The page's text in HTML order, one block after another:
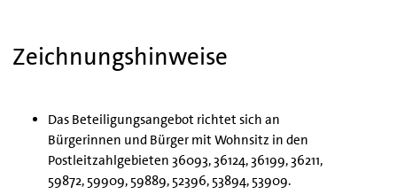
Zeichnungshinweise
Das Beteiligungsangebot richtet sich an
Bürgerinnen und Bürger mit Wohnsitz in den
Postleitzahlgebieten 36093, 36124, 36199, 36211,
59872, 59909, 59889, 52396, 53894, 53909.